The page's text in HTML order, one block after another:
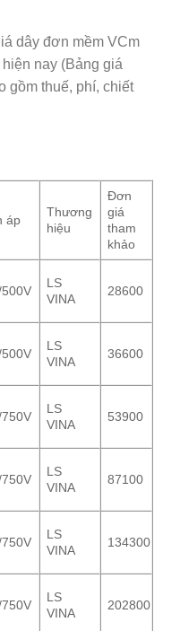
dây đơn mềm VCm
nay (Bảng giá
gồm thuế, phí, chiết
áp
Thương
hiệu
Đơn
giá
tham
khảo
LS
VINA
28600
LS
VINA
36600
LS
VINA
53900
LS
VINA
87100
LS
VINA
134300
LS
VINA
202800